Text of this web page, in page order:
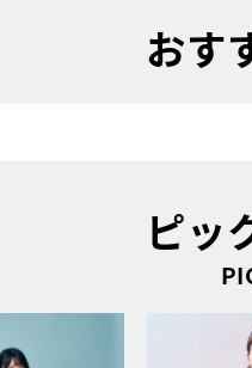
おす
ピッ